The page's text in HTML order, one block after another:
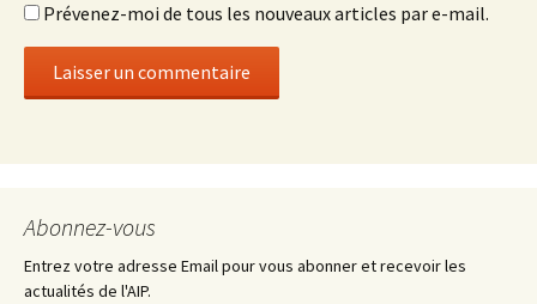
Prévenez-moi de tous les nouveaux articles par e-mail.
Abonnez-vous
Entrez votre adresse Email pour vous abonner et recevoir les
actualités de l'AIP.